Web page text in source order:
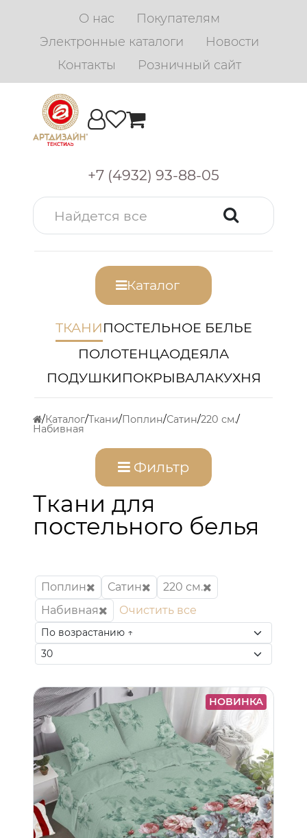
О нас
Покупателям
Электронные каталоги
Новости
Контакты
Розничный сайт
+7 (4932) 93-88-05
Каталог
ТКАНИПОСТЕЛЬНОЕ БЕЛЬЕ
ПОЛОТЕНЦАОДЕЯЛА
ПОДУШКИПОКРЫВАЛАКУХНЯ
Каталог Ткани Поплин Сатин 220 см.
Набивная
Фильтр
Ткани для
постельного белья
Поплин Сатин
220 см.
Набивная
Очистить все
НОВИНКА